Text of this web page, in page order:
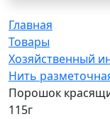
Главная
Товары
Хозяйственный
Нить
Порошок
115г